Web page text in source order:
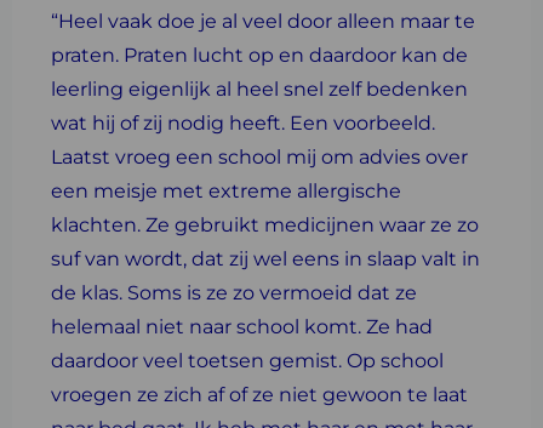
“Heel vaak doe je al veel door alleen maar te
praten. Praten lucht op en daardoor kan de
leerling eigenlijk al heel snel zelf bedenken
wat hij of zij nodig heeft. Een voorbeeld.
Laatst vroeg een school mij om advies over
een meisje met extreme allergische
klachten. Ze gebruikt medicijnen waar ze zo
suf van wordt, dat zij wel eens in slaap valt in
de klas. Soms is ze zo vermoeid dat ze
helemaal niet naar school komt. Ze had
daardoor veel toetsen gemist. Op school
vroegen ze zich af of ze niet gewoon te laat